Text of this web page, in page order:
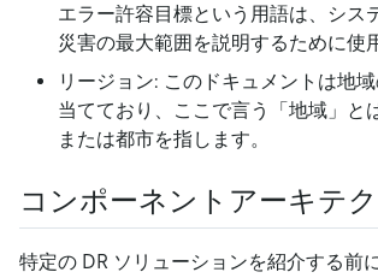
エラー許容目標という用語は、シス
災害の最大範囲を説明するために使
リージョン: このドキュメントは地
当てており、ここで言う「地域」と
または都市を指します。
コンポーネントアーキテ
特定の DR ソリューションを紹介する前